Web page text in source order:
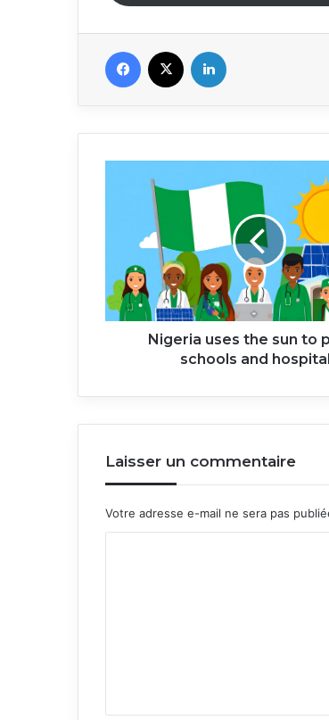
Facebook
power
schools
and
hospitals
Nigeria uses the sun to
schools and
Laisser un commentaire
Votre adresse e-mail ne sera pas